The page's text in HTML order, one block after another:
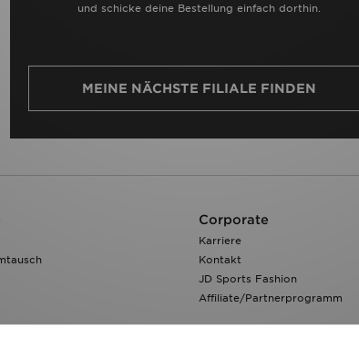
und schicke deine Bestellung einfach dorthin.
MEINE NÄCHSTE FILIALE FINDEN
Corporate
Karriere
Kontakt
JD Sports Fashion
Affiliate/Partnerprogramm